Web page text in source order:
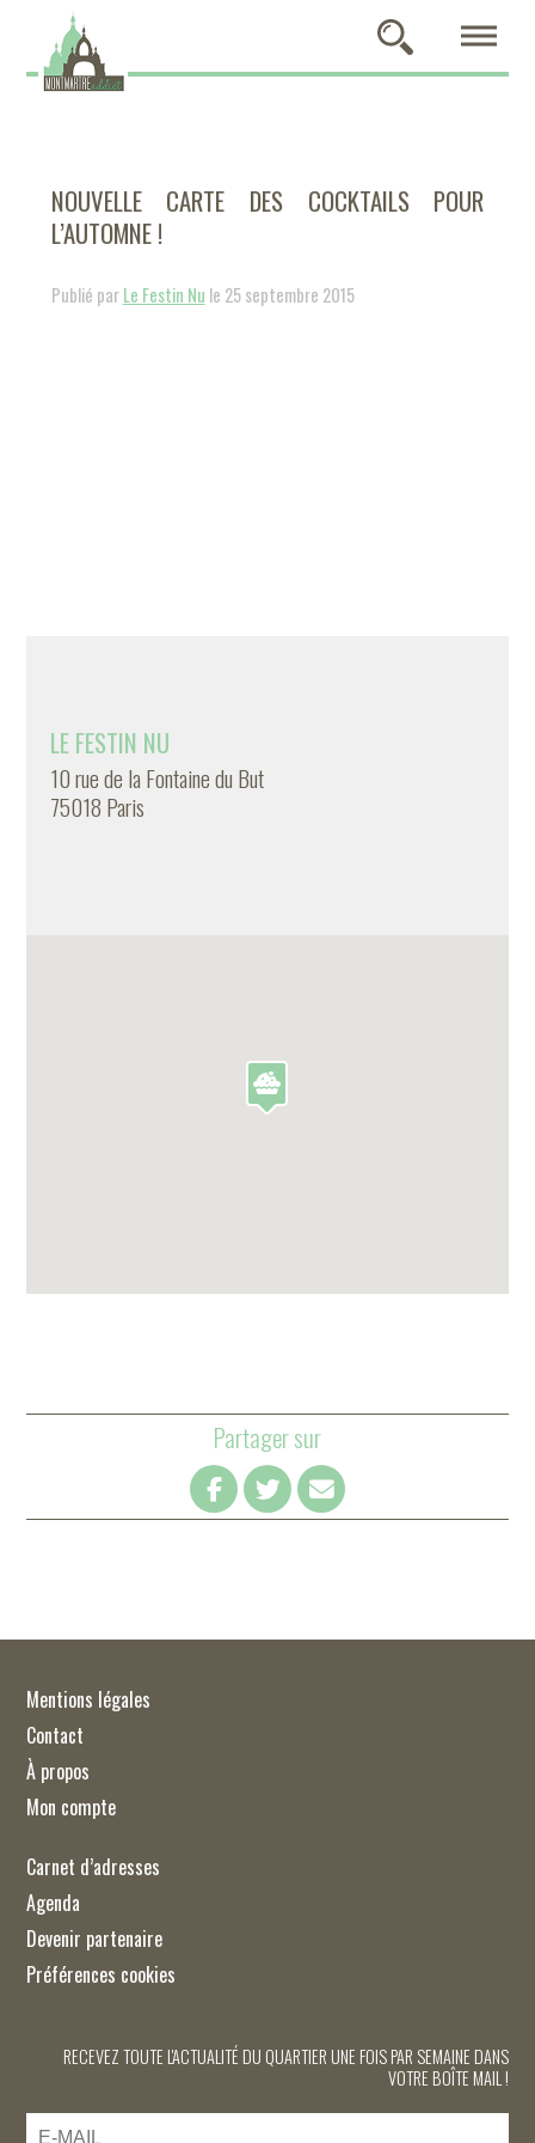
NOUVELLE CARTE DES COCKTAILS POUR
L’AUTOMNE !
Publié parLe Festin Nu le 25 septembre 2015
LE FESTIN NU
10 rue de la Fontaine du But
75018 Paris
Partager sur
Mentions légales
Contact
À propos
Mon compte
Carnet d’adresses
Agenda
Devenir partenaire
Préférences cookies
RECEVEZ TOUTE L'ACTUALITÉ DU QUARTIER UNE FOIS PAR SEMAINE DANS
VOTRE BOÎTE MAIL !